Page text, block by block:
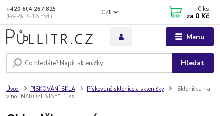
Menu
CZK
Hledat
+420 604 267 825
(Po-Pá, 8-16 hod.)
0 ks
za 0 Kč
Úvod PÍSKOVÁNÍ SKLA Pískované sklenice a skleničky
Sklenička na
víno "NAROZENINY", 1 ks